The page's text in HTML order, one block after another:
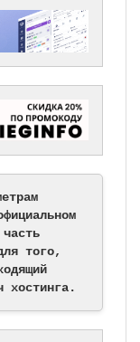
того,
хостинга.